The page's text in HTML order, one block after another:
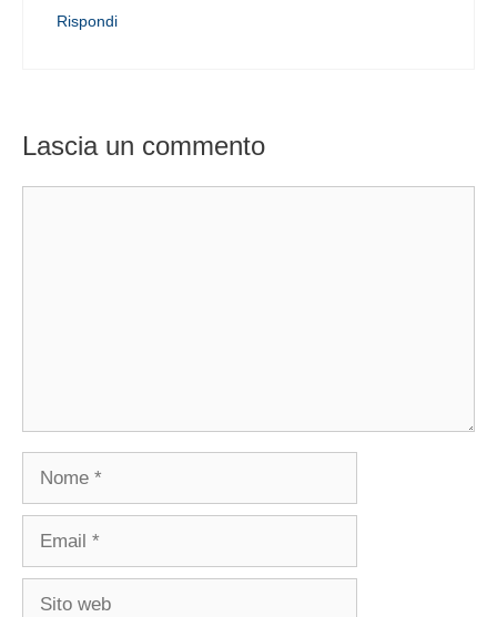
Rispondi
Lascia un commento
Nome
Email
Sito